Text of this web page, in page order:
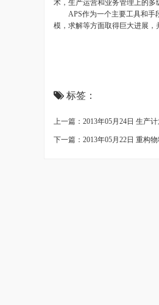
术，生产运营和业务管理上的多
APS作为一个主要工具和手段
模，求解等方面取得巨大进展，
标签：
上一篇：2013年05月24日 生产
下一篇：2013年05月22日 重构